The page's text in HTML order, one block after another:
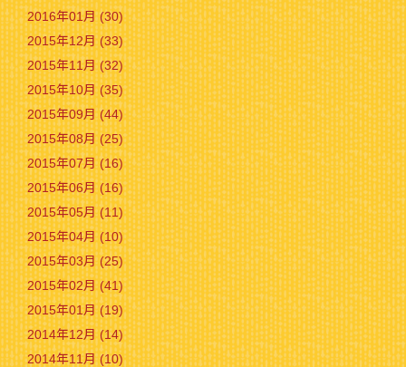
2016年01月 (30)
2015年12月 (33)
2015年11月 (32)
2015年10月 (35)
2015年09月 (44)
2015年08月 (25)
2015年07月 (16)
2015年06月 (16)
2015年05月 (11)
2015年04月 (10)
2015年03月 (25)
2015年02月 (41)
2015年01月 (19)
2014年12月 (14)
2014年11月 (10)